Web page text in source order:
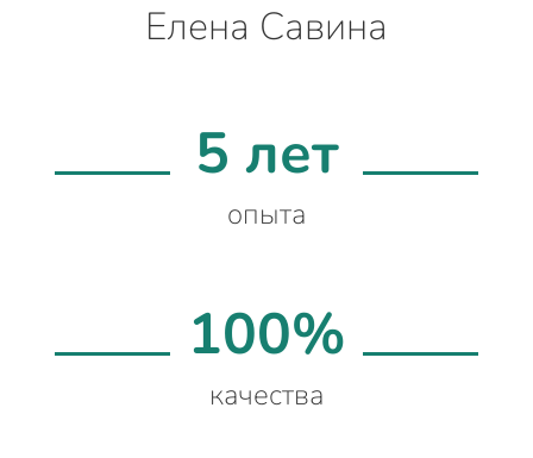
Елена Савина
5 лет
опыта
100%
качества